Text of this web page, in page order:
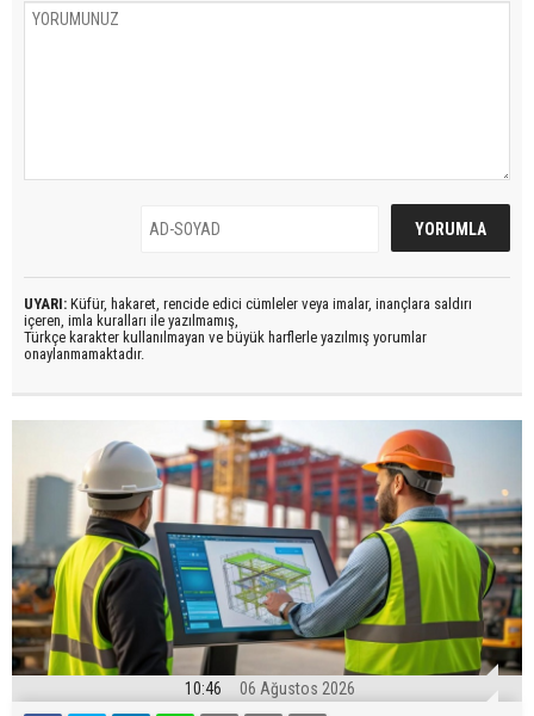
UYARI: Küfür, hakaret, rencide edici cümleler veya imalar, inançlara saldırı
içeren, imla kuralları ile yazılmamış,
Türkçe karakter kullanılmayan ve büyük harflerle yazılmış yorumlar
onaylanmamaktadır.
10:46 06 Ağustos 2026